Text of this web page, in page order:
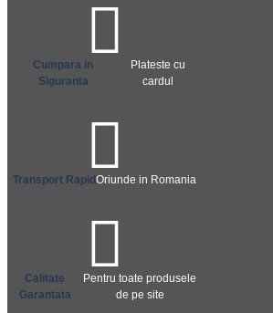
Cumpara in
Siguranta
Plateste cu
cardul
Transport RapidOriunde in Romania
Calitate
Garantata
Pentru toate produsele
de pe site